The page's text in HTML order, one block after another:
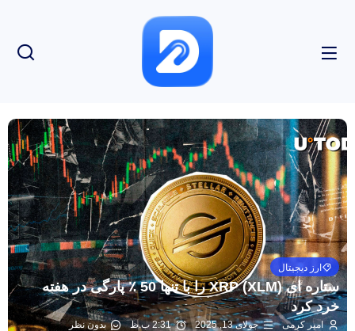
ارز دیجیتال
ستاره ای (XLM) XRP را با تنها 50 ٪ پارگی در هفته
خرد کرد
امیر کرمی جولای 13, 2025 2:31 ب.ظ
بدون نظر